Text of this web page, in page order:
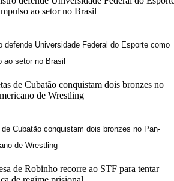
defende Universidade Federal do Esporte como
ao setor no Brasil
Cubatão conquistam dois bronzes no Pan-
de Wrestling